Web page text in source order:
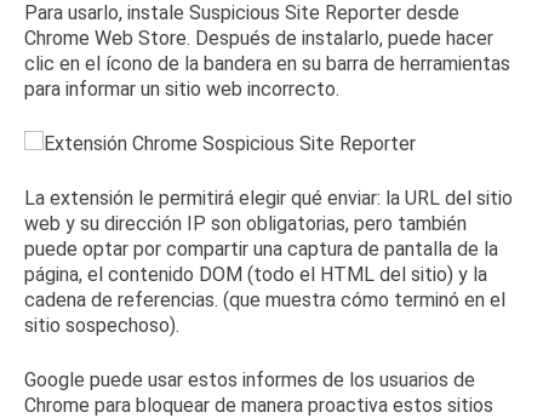
Para usarlo, instale Suspicious Site Reporter desde
Chrome Web Store. Después de instalarlo, puede hacer
clic en el ícono de la bandera en su barra de herramientas
para informar un sitio web incorrecto.
La extensión le permitirá elegir qué enviar: la URL del sitio
web y su dirección IP son obligatorias, pero también
puede optar por compartir una captura de pantalla de la
página, el contenido DOM (todo el HTML del sitio) y la
cadena de referencias. (que muestra cómo terminó en el
sitio sospechoso).
Google puede usar estos informes de los usuarios de
Chrome para bloquear de manera proactiva estos sitios